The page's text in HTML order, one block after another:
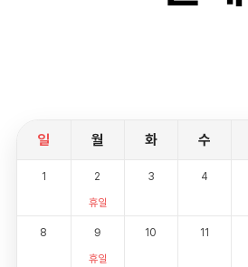
일 월 화 수
1
2
휴일
3 4
8
9
휴일
10 11